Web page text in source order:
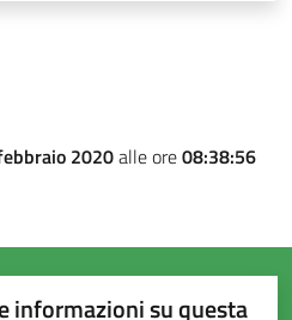
2020alle ore08:38:56
informazioni su questa